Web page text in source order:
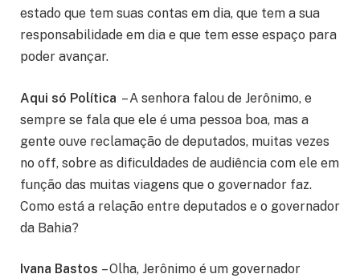
estado que tem suas contas em dia, que tem a sua
responsabilidade em dia e que tem esse espaço para
poder avançar.
Aqui só Política – A senhora falou de Jerônimo, e
sempre se fala que ele é uma pessoa boa, mas a
gente ouve reclamação de deputados, muitas vezes
no off, sobre as dificuldades de audiência com ele em
função das muitas viagens que o governador faz.
Como está a relação entre deputados e o governador
da Bahia?
Ivana Bastos – Olha, Jerônimo é um governador